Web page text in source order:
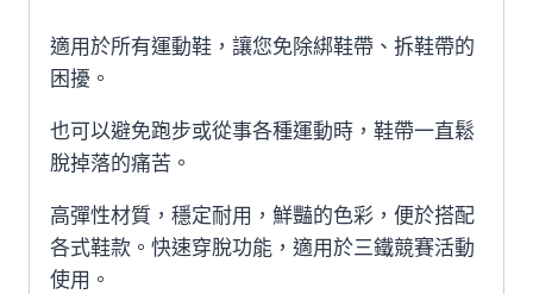
適用於所有運動鞋，讓您免除綁鞋帶、拆鞋帶的
困擾。
也可以避免跑步或從事各種運動時，鞋帶一直鬆
脫掉落的痛苦。
高彈性材質，穩定耐用，鮮豔的色彩，便於搭配
各式鞋款。快速穿脫功能，適用於三鐵競賽活動
使用。